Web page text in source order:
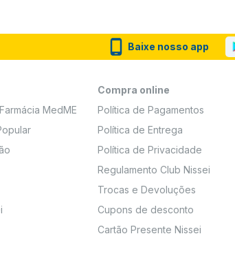
Baixe nosso app
MedME
Compra online
Política de Pagamentos
Política de Entrega
Política de Privacidade
Regulamento Club Nissei
Trocas e Devoluções
Cupons de desconto
Cartão Presente Nissei